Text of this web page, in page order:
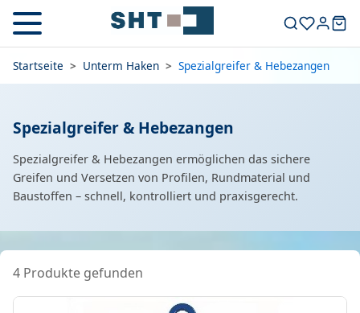
Startseite > Unterm Haken > Spezialgreifer & Hebezangen
Spezialgreifer & Hebezangen
Spezialgreifer & Hebezangen ermöglichen das sichere
Greifen und Versetzen von Profilen, Rundmaterial und
Baustoffen – schnell, kontrolliert und praxisgerecht.
4 Produkte gefunden